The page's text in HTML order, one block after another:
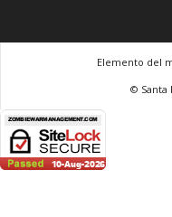
Elemento del
© Santa